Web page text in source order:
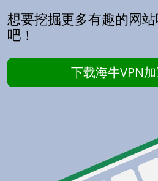
想要挖掘更多有趣的网
吧！
下载海牛VPN